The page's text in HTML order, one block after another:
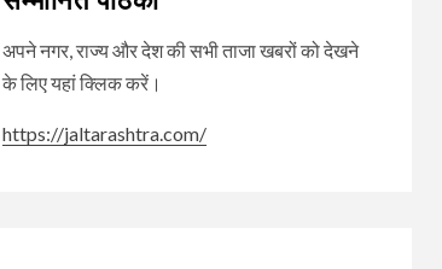
अपने नगर, राज्य और देश की सभी ताजा खबरों को देखने
के लिए यहां क्लिक करें।
https://jaltarashtra.com/